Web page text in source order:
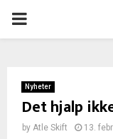
PRIMARY
Nyheter
Det hjalp
by Atle Skift 13.